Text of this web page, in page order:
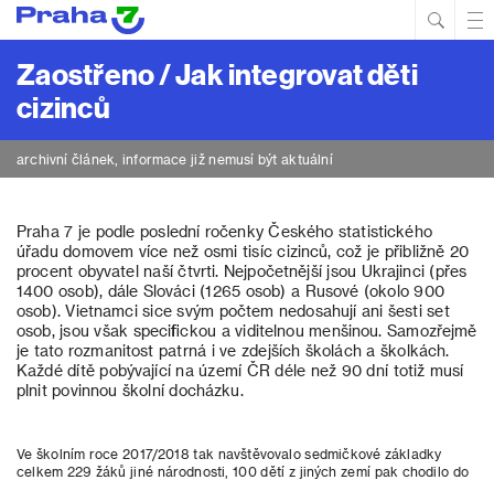
Zaostřeno / Jak integrovat děti
cizinců
archivní článek, informace již nemusí být aktuální
Praha 7 je podle poslední ročenky Českého statistického
úřadu domovem více než osmi tisíc cizinců, což je přibližně 20
procent obyvatel naší čtvrti. Nejpočetnější jsou Ukrajinci (přes
1400 osob), dále Slováci (1265 osob) a Rusové (okolo 900
osob). Vietnamci sice svým počtem nedosahují ani šesti set
osob, jsou však specifickou a viditelnou menšinou. Samozřejmě
je tato rozmanitost patrná i ve zdejších školách a školkách.
Každé dítě pobývající na území ČR déle než 90 dní totiž musí
plnit povinnou školní docházku.
Ve školním roce 2017/2018 tak navštěvovalo sedmičkové základky
celkem 229 žáků jiné národnosti, 100 dětí z jiných zemí pak chodilo do